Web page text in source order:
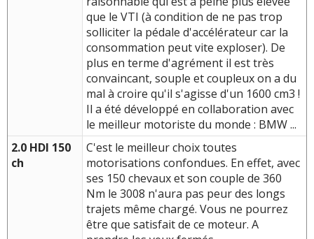
que le VTI (à condition de ne pas trop
solliciter la pédale d'accélérateur car la
consommation peut vite exploser). De
plus en terme d'agrément il est très
convaincant, souple et coupleux on a du
mal à croire qu'il s'agisse d'un 1600 cm3 !
Il a été développé en collaboration avec
le meilleur motoriste du monde : BMW ...
2.0 HDI 150
ch
C'est le meilleur choix toutes
motorisations confondues. En effet, avec
ses 150 chevaux et son couple de 360
Nm le 3008 n'aura pas peur des longs
trajets même chargé. Vous ne pourrez
être que satisfait de ce moteur. A